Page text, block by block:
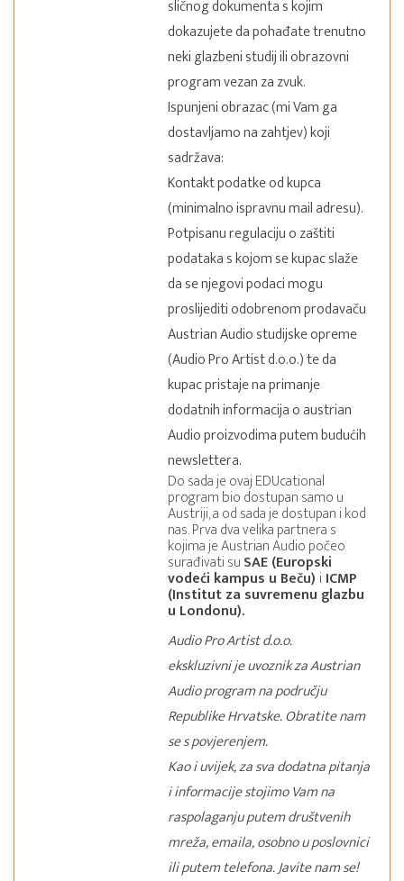
sličnog dokumenta s kojim
dokazujete da pohađate trenutno
neki glazbeni studij ili obrazovni
program vezan za zvuk.
Ispunjeni obrazac (mi Vam ga
dostavljamo na zahtjev) koji
sadržava:
Kontakt podatke od kupca
(minimalno ispravnu mail adresu).
Potpisanu regulaciju o zaštiti
podataka s kojom se kupac slaže
da se njegovi podaci mogu
proslijediti odobrenom prodavaču
Austrian Audio studijske opreme
(Audio Pro Artist d.o.o.) te da
kupac pristaje na primanje
dodatnih informacija o austrian
Audio proizvodima putem budućih
newslettera.
Do sada je ovaj EDUcational
program bio dostupan samo u
Austriji, a od sada je dostupan i kod
nas. Prva dva velika partnera s
kojima je Austrian Audio počeo
surađivati suSAE (Europski
vodeći kampus u Beču) i ICMP
(Institut za suvremenu glazbu
u Londonu).
Audio Pro Artist d.o.o.
ekskluzivni je uvoznik za Austrian
Audio program na području
Republike Hrvatske. Obratite nam
se s povjerenjem.
Kao i uvijek, za sva dodatna pitanja
i informacije stojimo Vam na
raspolaganju putem društvenih
mreža, emaila, osobno u poslovnici
ili putem telefona. Javite nam se!